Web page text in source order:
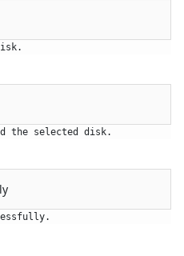
the selected disk.